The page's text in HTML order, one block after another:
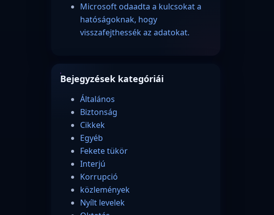
Microsoft odaadta a kulcsokat a
hatóságoknak, hogy
visszafejthessék az adatokat.
Bejegyzések kategóriái
Általános
Biztonság
Cikkek
Egyéb
Fekete tükör
Interjú
Korrupció
közlemények
Nyílt levelek